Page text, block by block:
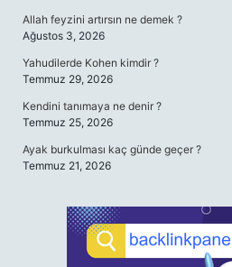
Allah feyzini artırsın ne demek ?
Ağustos 3, 2026
Yahudilerde Kohen kimdir ?
Temmuz 29, 2026
Kendini tanımaya ne denir ?
Temmuz 25, 2026
Ayak burkulması kaç günde geçer ?
Temmuz 21, 2026